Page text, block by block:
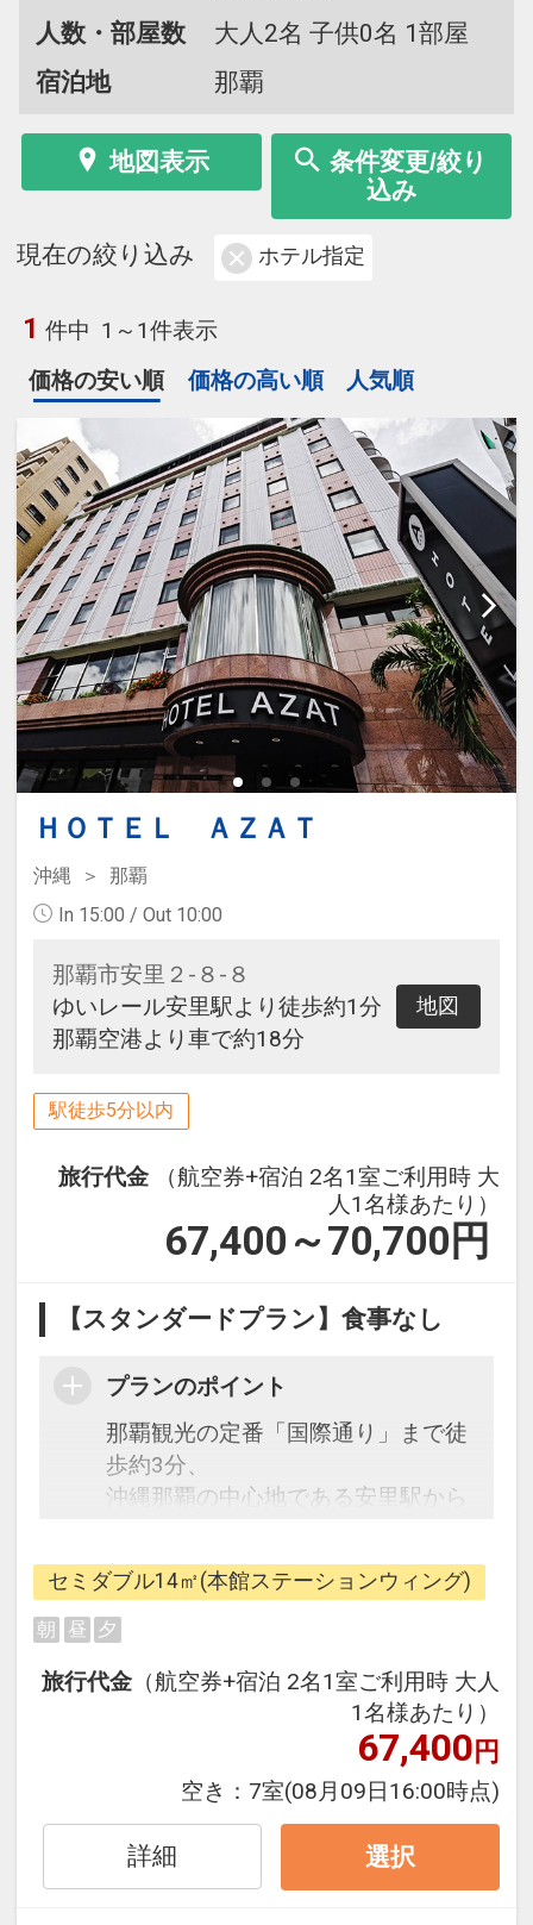
人数・部屋数
大人2名 子供0名 1部屋
宿泊地
那覇
地図表示
条件変更/絞り
込み
現在の絞り込み ホテル指定
1 件中 1～1件表示
価格の安い順
価格の高い順 人気順
ＨＯＴＥＬ ＡＺＡＴ
沖縄
那覇
In 15:00 / Out 10:00
那覇市安里２-８-８
ゆいレール安里駅より徒歩約1分
那覇空港より車で約18分
地図
駅徒歩5分以内
旅行代金
（航空券+宿泊 2名1室ご利用時 大
人1名様あたり）
67,400～70,700 円
【スタンダードプラン】食事なし
プランのポイント
那覇観光の定番「国際通り」まで徒
歩約3分、
沖縄那覇の中心地である安里駅から
ビジネスでのご利用はもちろん、ご
家族やご友人とのグループ旅行での
ご利用もオススメです。
●お子様のご宿泊について●
セミダブル14㎡(本館ステーションウィング)
朝 昼 夕
旅行代金 （航空券+宿泊 2名1室ご利用時 大人
1名様あたり）
67,400円
空き： 7室(08月09日16:00時点)
詳細 選択